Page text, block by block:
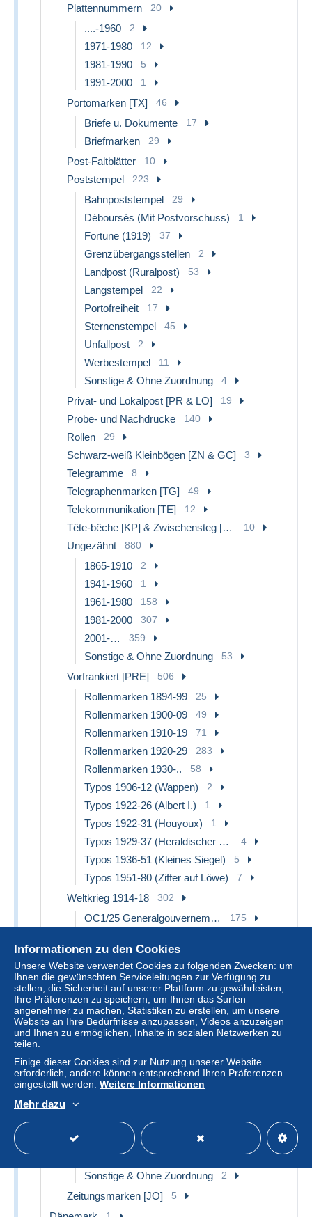
Plattennummern 20
....-1960 2
1971-1980 12
1981-1990 5
1991-2000 1
Portomarken [TX] 46
Briefe u. Dokumente 17
Briefmarken 29
Post-Faltblätter 10
Poststempel 223
Bahnpoststempel 29
Déboursés (Mit Postvorschuss) 1
Fortune (1919) 37
Grenzübergangsstellen 2
Landpost (Ruralpost) 53
Langstempel 22
Portofreiheit 17
Sternenstempel 45
Unfallpost 2
Werbestempel 11
Sonstige & Ohne Zuordnung 4
Privat- und Lokalpost [PR & LO] 19
Probe- und Nachdrucke 140
Rollen 29
Schwarz-weiß Kleinbögen [ZN & GC] 3
Telegramme 8
Telegraphenmarken [TG] 49
Telekommunikation [TE] 12
Tête-bêche [KP] & Zwischensteg [KT] 10
Ungezähnt 880
1865-1910 2
1941-1960 1
1961-1980 158
1981-2000 307
2001-… 359
Sonstige & Ohne Zuordnung 53
Vorfrankiert [PRE] 506
Rollenmarken 1894-99 25
Rollenmarken 1900-09 49
Rollenmarken 1910-19 71
Rollenmarken 1920-29 283
Rollenmarken 1930-.. 58
Typos 1906-12 (Wappen) 2
Typos 1922-26 (Albert I.) 1
Typos 1922-31 (Houyoux) 1
Typos 1929-37 (Heraldischer Löwe) 4
Typos 1936-51 (Kleines Siegel) 5
Typos 1951-80 (Ziffer auf Löwe) 7
Weltkrieg 1914-18 302
OC1/25 Generalgouvernement 175
OC55/105 Eupen & Malmédy 7
Deutsche Armee 53
Belgische Armee 49
Kriegsgefangenschaft 6
Sonstige & Ohne Zuordnung 2
Werbung [PU]
Gebraucht
Ungebraucht
Briefe u. Dokumente 1
Sonstige & Ohne Zuordnung 2
Zeitungsmarken [JO] 5
Informationen zu den Cookies
Unsere Website verwendet Cookies zu folgenden Zwecken: um
Ihnen die gewünschten Serviceleitungen zur Verfügung zu
stellen, die Sicherheit auf unserer Plattform zu gewährleisten,
Ihre Präferenzen zu speichern, um Ihnen das Surfen
angenehmer zu machen, Statistiken zu erstellen, um unsere
Website an Ihre Bedürfnisse anzupassen, Videos anzuzeigen
und Ihnen zu ermöglichen, Inhalte in sozialen Netzwerken zu
teilen.
Einige dieser Cookies sind zur Nutzung unserer Website
erforderlich, andere können entsprechend Ihren Präferenzen
eingestellt werden. Weitere Informationen
Mehr dazu